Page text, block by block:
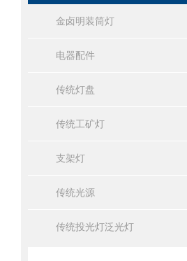
金卤明装筒灯
电器配件
传统灯盘
传统工矿灯
支架灯
传统光源
传统投光灯泛光灯